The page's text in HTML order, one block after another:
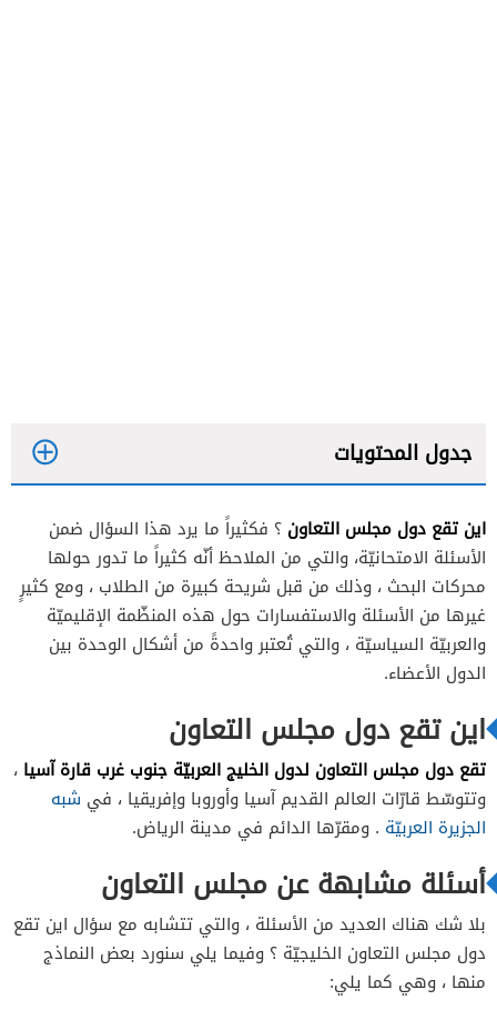
جدول المحتويات
اين تقع دول مجلس التعاون ؟ فكثيراً ما يرد هذا السؤال ضمن
الأسئلة الامتحانيّة، والتي من الملاحظ أنّه كثيراً ما تدور حولها
محركات البحث ، وذلك من قبل شريحة كبيرة من الطلاب ، ومع كثيرٍ
غيرها من الأسئلة والاستفسارات حول هذه المنظّمة الإقليميّة
والعربيّة السياسيّة ، والتي تُعتبر واحدةً من أشكال الوحدة بين
الدول الأعضاء.
اين تقع دول مجلس التعاون
تقع دول مجلس التعاون لدول الخليج العربيّة جنوب غرب قارة آسيا ،
وتتوسّط قارّات العالم القديم آسيا وأوروبا وإفريقيا ، في شبه
الجزيرة العربيّة . ومقرّها الدائم في مدينة الرياض.
أسئلة مشابهة عن مجلس التعاون
بلا شك هناك العديد من الأسئلة ، والتي تتشابه مع سؤال اين تقع
دول مجلس التعاون الخليجيّة ؟ وفيما يلي سنورد بعض النماذج
منها ، وهي كما يلي: